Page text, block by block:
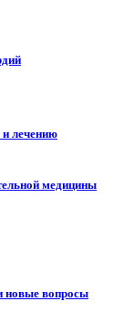
и лечению
медицины
новые вопросы